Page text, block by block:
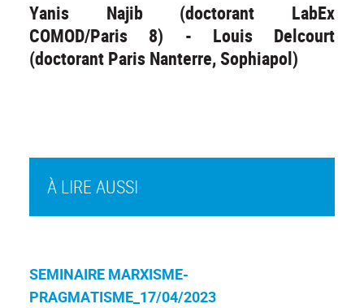
À LIRE AUSSI
SEMINAIRE MARXISME-
PRAGMATISME_17/04/2023
Yanis Najib (doctorant LabEx
COMOD/Paris 8) - Louis Delcourt
(doctorant Paris Nanterre, Sophiapol)